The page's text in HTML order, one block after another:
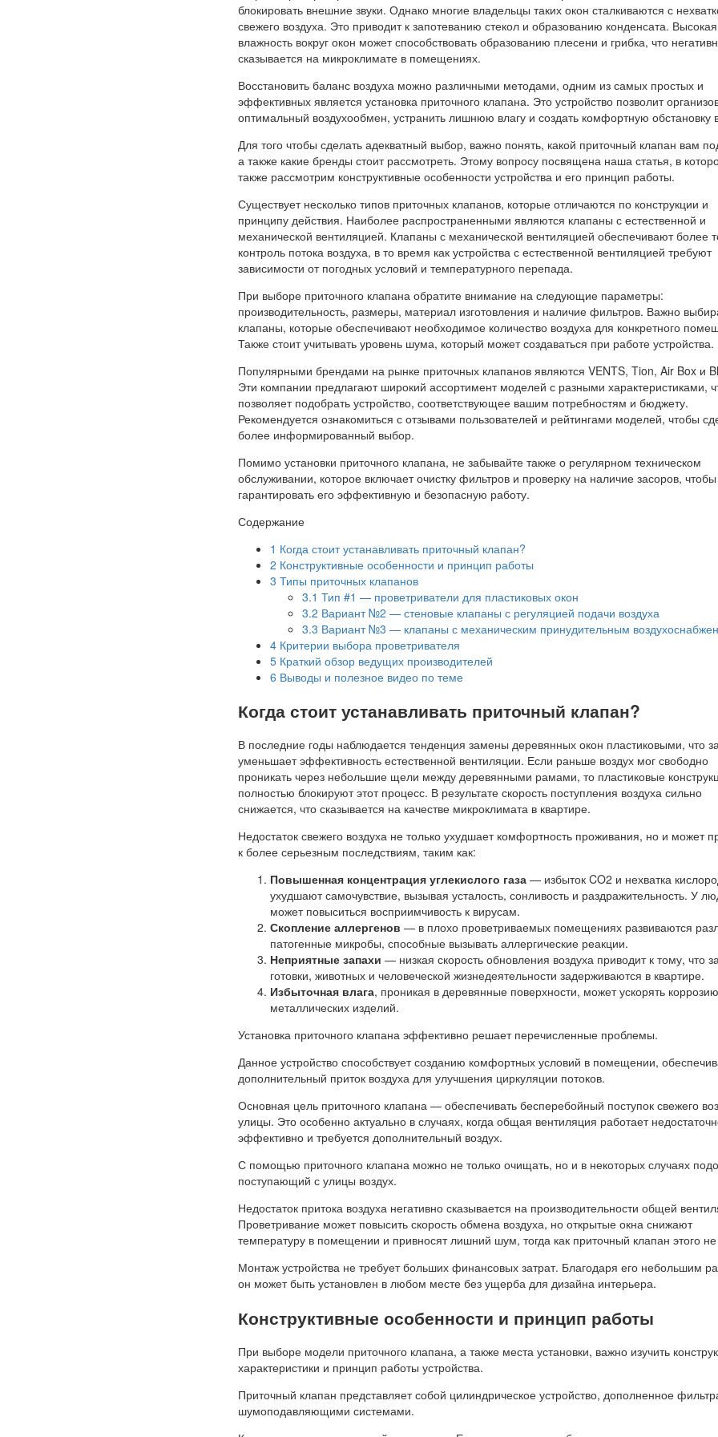
блокировать внешние звуки. Однако многие владельцы таких окон сталкиваются с
свежего воздуха. Это приводит к запотеванию стекол и образованию конденсата. Высокая
влажность вокруг окон может способствовать образованию плесени и грибка, что
сказывается на микроклимате в помещениях.
Восстановить баланс воздуха можно различными методами, одним из самых простых и
эффективных является установка приточного клапана. Это устройство позволит
оптимальный воздухообмен, устранить лишнюю влагу и создать комфортную обстановку
Для того чтобы сделать адекватный выбор, важно понять, какой приточный клапан вам
а также какие бренды стоит рассмотреть. Этому вопросу посвящена наша статья, в
также рассмотрим конструктивные особенности устройства и его принцип работы.
Существует несколько типов приточных клапанов, которые отличаются по конструкции и
принципу действия. Наиболее распространенными являются клапаны с естественной и
механической вентиляцией. Клапаны с механической вентиляцией обеспечивают более
контроль потока воздуха, в то время как устройства с естественной вентиляцией требуют
зависимости от погодных условий и температурного перепада.
При выборе приточного клапана обратите внимание на следующие параметры:
производительность, размеры, материал изготовления и наличие фильтров. Важно
клапаны, которые обеспечивают необходимое количество воздуха для конкретного
Также стоит учитывать уровень шума, который может создаваться при работе устройства.
Популярными брендами на рынке приточных клапанов являются VENTS, Tion, Air Box и
Эти компании предлагают широкий ассортимент моделей с разными характеристиками,
позволяет подобрать устройство, соответствующее вашим потребностям и бюджету.
Рекомендуется ознакомиться с отзывами пользователей и рейтингами моделей, чтобы
более информированный выбор.
Помимо установки приточного клапана, не забывайте также о регулярном техническом
обслуживании, которое включает очистку фильтров и проверку на наличие засоров, чтобы
гарантировать его эффективную и безопасную работу.
Содержание
1 Когда стоит устанавливать приточный клапан?
2 Конструктивные особенности и принцип работы
3 Типы приточных клапанов
3.1 Тип #1 — проветриватели для пластиковых окон
3.2 Вариант №2 — стеновые клапаны с регуляцией подачи воздуха
3.3 Вариант №3 — клапаны с механическим принудительным
4 Критерии выбора проветривателя
5 Краткий обзор ведущих производителей
6 Выводы и полезное видео по теме
Когда стоит устанавливать приточный клапан?
В последние годы наблюдается тенденция замены деревянных окон пластиковыми, что
уменьшает эффективность естественной вентиляции. Если раньше воздух мог свободно
проникать через небольшие щели между деревянными рамами, то пластиковые
полностью блокируют этот процесс. В результате скорость поступления воздуха сильно
снижается, что сказывается на качестве микроклимата в квартире.
Недостаток свежего воздуха не только ухудшает комфортность проживания, но и может
к более серьезным последствиям, таким как:
Повышенная концентрация углекислого газа — избыток CO2 и нехватка
ухудшают самочувствие, вызывая усталость, сонливость и раздражительность. У
может повыситься восприимчивость к вирусам.
Скопление аллергенов — в плохо проветриваемых помещениях развиваются
патогенные микробы, способные вызывать аллергические реакции.
Неприятные запахи — низкая скорость обновления воздуха приводит к тому, что
готовки, животных и человеческой жизнедеятельности задерживаются в квартире.
Избыточная влага, проникая в деревянные поверхности, может ускорять коррозию
металлических изделий.
Установка приточного клапана эффективно решает перечисленные проблемы.
Данное устройство способствует созданию комфортных условий в помещении,
дополнительный приток воздуха для улучшения циркуляции потоков.
Основная цель приточного клапана — обеспечивать бесперебойный поступок свежего
улицы. Это особенно актуально в случаях, когда общая вентиляция работает
эффективно и требуется дополнительный воздух.
С помощью приточного клапана можно не только очищать, но и в некоторых случаях
поступающий с улицы воздух.
Недостаток притока воздуха негативно сказывается на производительности общей
Проветривание может повысить скорость обмена воздуха, но открытые окна снижают
температуру в помещении и привносят лишний шум, тогда как приточный клапан этого
Монтаж устройства не требует больших финансовых затрат. Благодаря его небольшим
он может быть установлен в любом месте без ущерба для дизайна интерьера.
Конструктивные особенности и принцип работы
При выборе модели приточного клапана, а также места установки, важно изучить
характеристики и принцип работы устройства.
Приточный клапан представляет собой цилиндрическое устройство, дополненное
шумоподавляющими системами.